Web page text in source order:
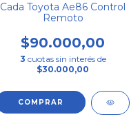
Cada Toyota Ae86 Control
Remoto
$90.000,00
3 cuotas sin interés de
$30.000,00